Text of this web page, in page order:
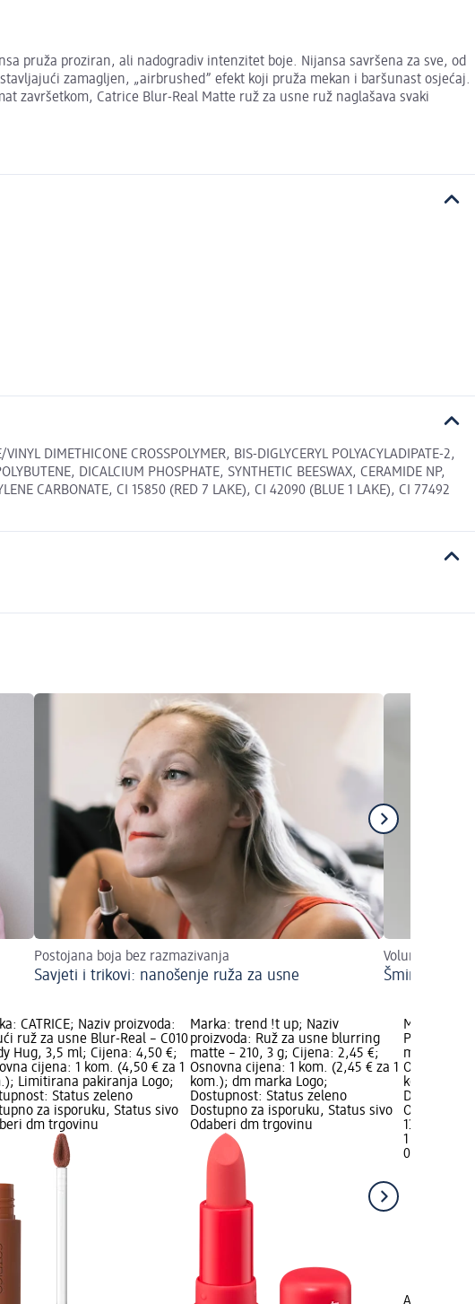
pruža proziran, ali nadogradiv intenzitet boje. Nijansa savršena za sve, od
zamagljen, „airbrushed” efekt koji pruža mekan i baršunast osjećaj.
završetkom, Catrice Blur-Real Matte ruž za usne ruž naglašava svaki
DIMETHICONE CROSSPOLYMER, BIS-DIGLYCERYL POLYACYLADIPATE-2,
DICALCIUM PHOSPHATE, SYNTHETIC BEESWAX, CERAMIDE NP,
CARBONATE, CI 15850 (RED 7 LAKE), CI 42090 (BLUE 1 LAKE), CI 77492
Postojana boja bez razmazivanja
Savjeti i trikovi: nanošenje ruža za usne
Voluminozan
Šminkom
CATRICE; Naziv proizvoda:
ruž za usne Blur-Real – C010
Hug, 3,5 ml; Cijena: 4,50 €;
cijena: 1 kom. (4,50 € za 1
Limitirana pakiranja Logo;
Status zeleno
za isporuku, Status sivo
dm trgovinu
Marka: trend !t up; Naziv
proizvoda: Ruž za usne blurring
matte – 210, 3 g; Cijena: 2,45 €;
Osnovna cijena: 1 kom. (2,45 € za 1
kom.); dm marka Logo;
Dostupnost: Status zeleno
Dostupno za isporuku, Status sivo
Odaberi dm trgovinu
Marka:
Perfect
misty
Osnovna
kom.);
Dostupno
Odaberi
13,95 €
1 kom.